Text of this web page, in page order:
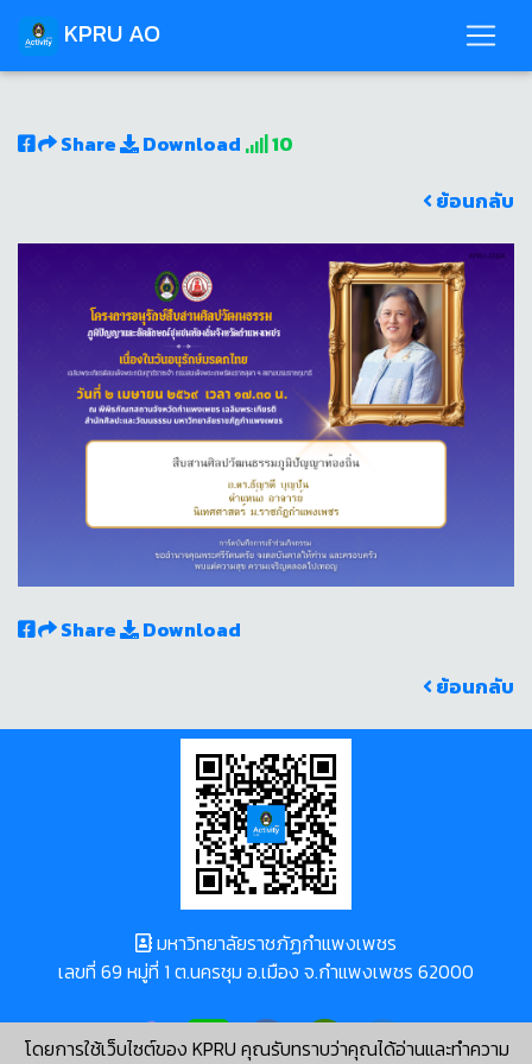
KPRU AO
Share Download
10
ย้อนกลับ
Share
Download
ย้อนกลับ
โดยการใช้เว็บไซต์ของ KPRU คุณรับทราบว่าคุณได้อ่านและทำความ
มหาวิทยาลัยราชภัฏกำแพงเพชร
เลขที่ 69 หมู่ที่ 1 ต.นครชุม อ.เมือง จ.กำแพงเพชร 62000